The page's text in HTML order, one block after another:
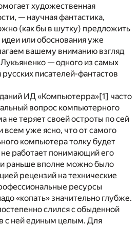
художественная
— научная фантастика,
(как бы в шутку) предложить
или обоснования уже
вашему вниманию взгляд
— одного из самых
писателей-фантастов
ИД «Компьютерра»[1] часто
вопрос компьютерного
не теряет своей остроты по сей
всем уже ясно, что от самого
компьютера толку будет
работает понимающий его
раньше вполне можно было
рецензий на технические
ресурсы
«копать» значительно глубже.
слился с обыденной
с ней единым целым. Для